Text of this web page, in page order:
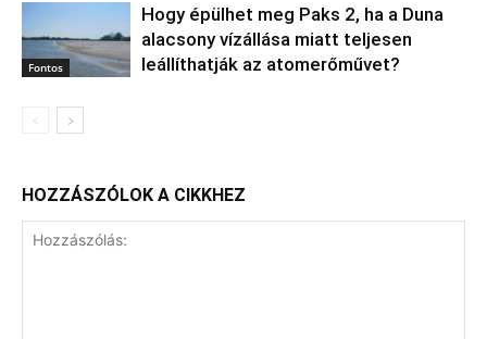
Fontos
Hogy épülhet meg Paks 2, ha a Duna
alacsony vízállása miatt teljesen
leállíthatják az atomerőművet?
HOZZÁSZÓLOK A CIKKHEZ